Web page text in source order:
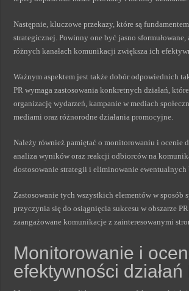
Następnie, kluczowe przekazy, które są
strategicznej. Powinny one być jasno
różnych kanałach komunikacji zwiększa ich
Ważnym aspektem jest także dobór odpowiednich
PR wymaga zastosowania konkretnych działań,
organizację wydarzeń, kampanie w mediach
mediami oraz różnorodne działania promocyjne.
Należy również pamiętać o monitorowaniu i ocenie
analiza wyników oraz reakcji odbiorców na
dostosowanie strategii i eliminowanie ewentualnych
Zastosowanie tych wszystkich elementów w sposób
przyczynia się do osiągnięcia sukcesu w obszarze
zaangażowane komunikacje z zainteresowanymi
Monitorowanie i
efektywności działań